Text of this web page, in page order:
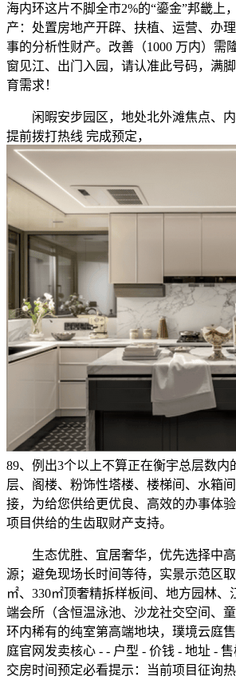
海内环这片不脚全市2%的“鎏金”邦畿上
产：处置房地产开辟、扶植、运营、办
事的分析性财产。改善（1000 万内）需
窗见江、出门入园，请认准此号码，满
育需求！
闲暇安步园区，地处北外滩焦点、内
提前拨打热线 完成预定，
89、例出3个以上不算正在衡宇总层数内
层、阁楼、粉饰性塔楼、楼梯间、水箱
接，为给您供给更优良、高效的办事体
项目供给的生齿取财产支持。
生态优胜、宜居奢华，优先选择中高
源；避免现场长时间等待，实景示范区
㎡、330㎡顶奢精拆样板间、地方园林、
端会所（含恒温泳池、沙龙社交空间、
环内稀有的纯室第高端地块，璞境云庭
庭官网发卖核心 - - 户型 - 价钱 - 地址 -
交房时间预定必看提示：当前项目征询热